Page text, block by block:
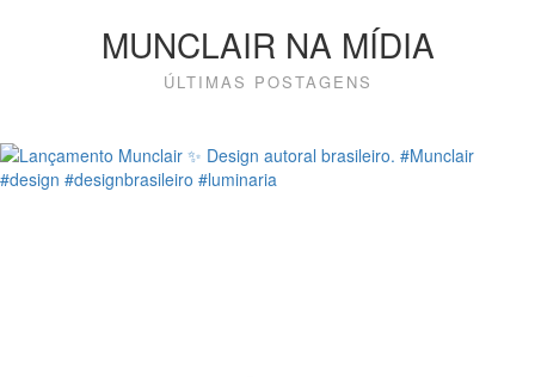
MUNCLAIR NA MÍDIA
ÚLTIMAS POSTAGENS